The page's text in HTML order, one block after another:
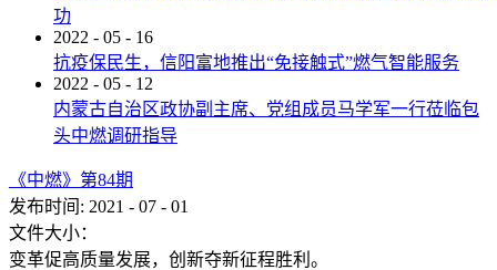
功
2022 - 05 - 16
抗疫保民生，信阳富地推出“免接触式”燃气智能服务
2022 - 05 - 12
内蒙古自治区政协副主席、党组成员马学军一行莅临包
头中燃调研指导
《中燃》第84期
发布时间: 2021 - 07 - 01
文件大小：
变革促高质量发展，创新夺新征程胜利。